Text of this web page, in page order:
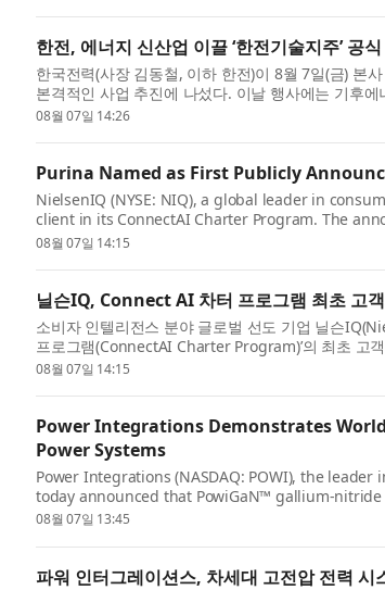
한전, 에너지 신산업 이끌 ‘한전기술지주’ 공
한국전력(사장 김동철, 이하 한전)이 8월 7일(금) 본
본격적인 사업 추진에 나섰다. 이날 행사에는 기후
통...
08월 07일 14:26
Purina Named as First Publicly
NielsenIQ (NYSE: NIQ), a global leader in
client in its ConnectAI Charter Program. The
organizations across...
08월 07일 14:15
닐슨IQ, Connect AI 차터 프로그램 최초 고객
소비자 인텔리전스 분야 글로벌 선도 기업 닐슨
프로그램(ConnectAI Charter Program)’의 최초 고
음료 ...
08월 07일 14:15
Power Integrations Demonstrates
Power Systems
Power Integrations (NASDAQ: POWI), the
today announced that PowiGaN™ gallium-nitride
capabil...
08월 07일 13:45
파워 인터그레이션스, 차세대 고전압 전력